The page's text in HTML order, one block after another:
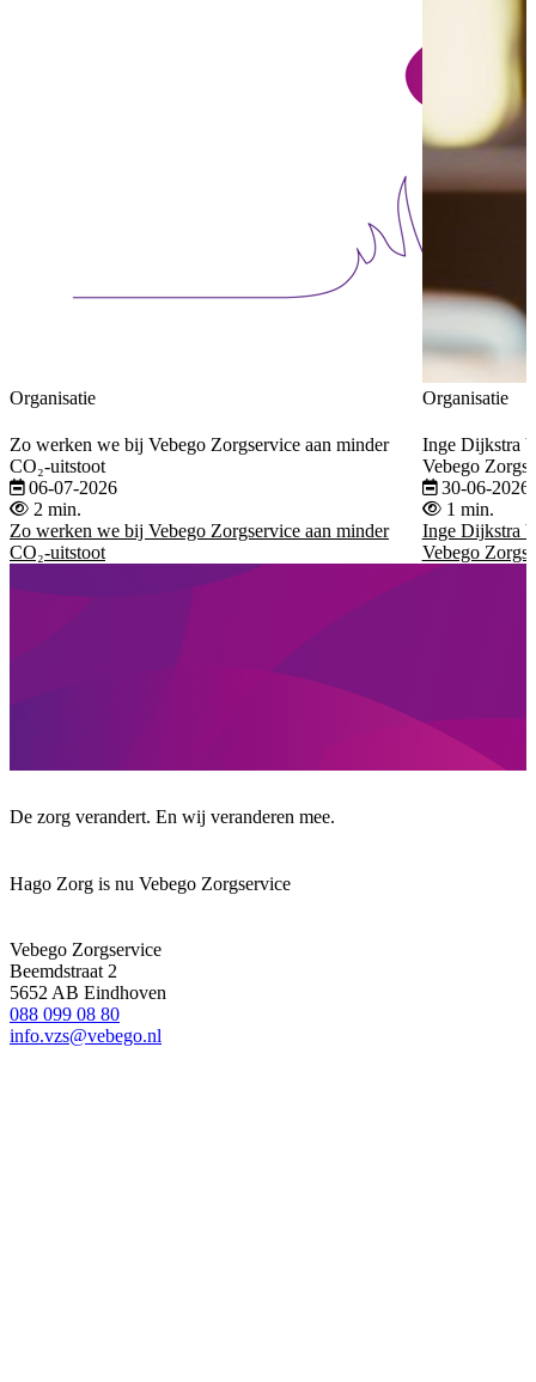
Organisatie
Zo werken we bij Vebego Zorgservice aan minder
CO₂-uitstoot
06-07-2026
2 min.
Zo werken we bij Vebego Zorgservice aan minder
CO₂-uitstoot
Organisatie
Inge Dijkstra
Vebego
30-06-2026
1 min.
Inge Dijkstra
Vebego
De zorg verandert. En wij veranderen mee.
Hago Zorg is nu Vebego Zorgservice
Vebego Zorgservice
Beemdstraat 2
5652 AB Eindhoven
088 099 08 80
info.vzs@vebego.nl